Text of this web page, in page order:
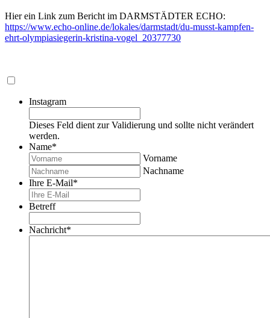
Hier ein Link zum Bericht im DARMSTÄDTER ECHO:
https://www.echo-online.de/lokales/darmstadt/du-musst-kampfen-
ehrt-olympiasiegerin-kristina-vogel_20377730
Instagram
Dieses Feld dient zur Validierung und sollte nicht verändert
werden.
Name*
Vorname
Nachname
Ihre E-Mail*
Betreff
Nachricht*